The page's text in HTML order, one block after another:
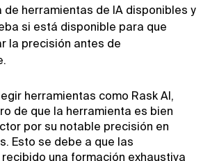
de herramientas de IA disponibles y
si está disponible para que
la precisión antes de
herramientas como Rask AI,
de que la herramienta es bien
por su notable precisión en
Esto se debe a que las
una formación exhaustiva